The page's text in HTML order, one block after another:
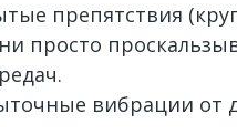
препятствия
просто
вибрации от